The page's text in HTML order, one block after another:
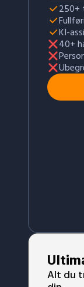
250+
KI-
40+
Alt du